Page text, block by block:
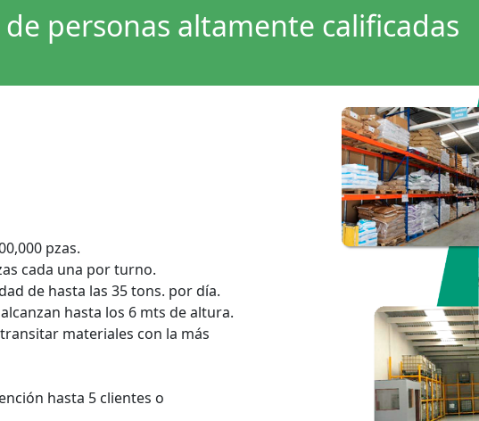
personas altamente calificadas
pzas.
cada una por turno.
de hasta las 35 tons. por día.
hasta los 6 mts de altura.
materiales con la más
hasta 5 clientes o